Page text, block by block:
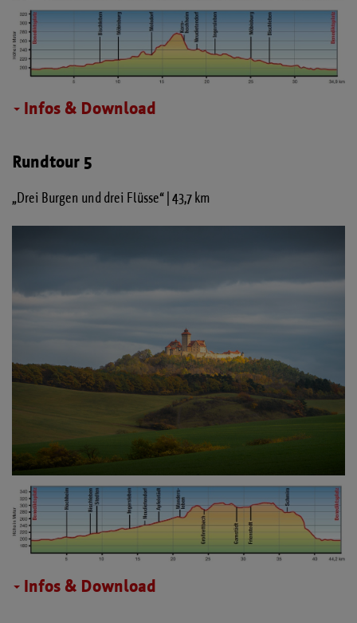
Infos & Download
Rundtour 5
„Drei Burgen und drei Flüsse“ | 43,7 km
Infos & Download